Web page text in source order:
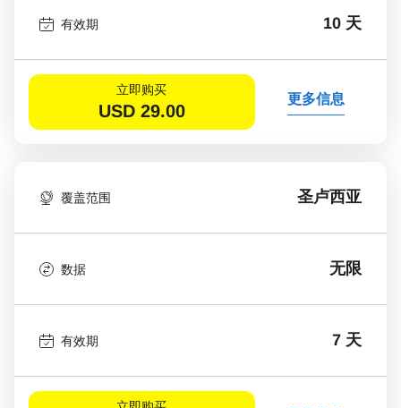
有效期 10 天
立即购买
USD 29.00
更多信息
覆盖范围 圣卢西亚
数据 无限
有效期 7 天